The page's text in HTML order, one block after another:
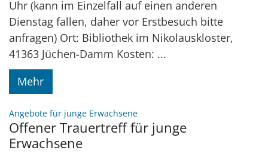
Uhr (kann im Einzelfall auf einen anderen
Dienstag fallen, daher vor Erstbesuch bitte
anfragen) Ort: Bibliothek im Nikolauskloster,
41363 Jüchen-Damm Kosten: ...
Mehr
Angebote für junge Erwachsene:
Offener Trauertreff für junge
Erwachsene